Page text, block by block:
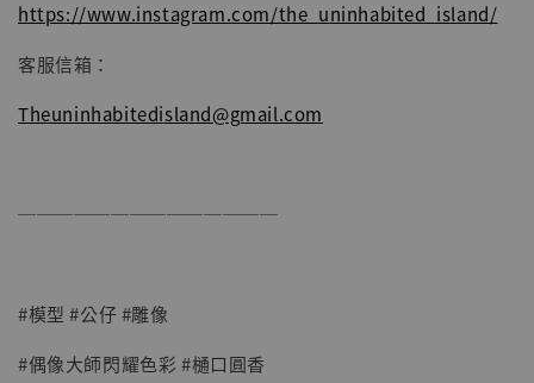
https://www.instagram.com/the_uninhabited_island/
客服信箱：
Theuninhabitedisland@gmail.com
──────────────
#模型 #公仔 #雕像
#偶像大師閃耀色彩 #樋口圓香